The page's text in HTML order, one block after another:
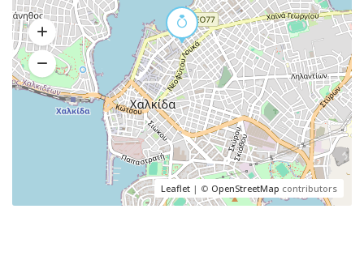
Leaflet | © OpenStreetMap contributors